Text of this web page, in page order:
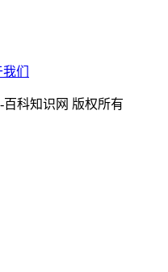
们
百科知识网 版权所有